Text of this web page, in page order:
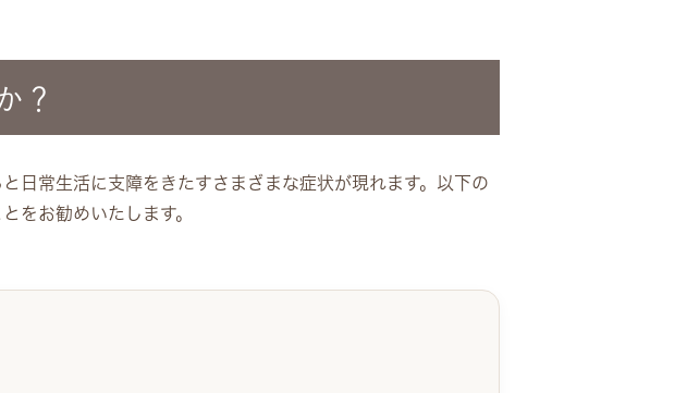
？
日常生活に支障をきたすさまざまな症状が現れます。以下の
をお勧めいたします。